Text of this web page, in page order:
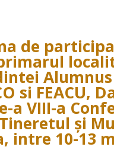
de
si FEACU,
a VIII-a
și
intre 10-13